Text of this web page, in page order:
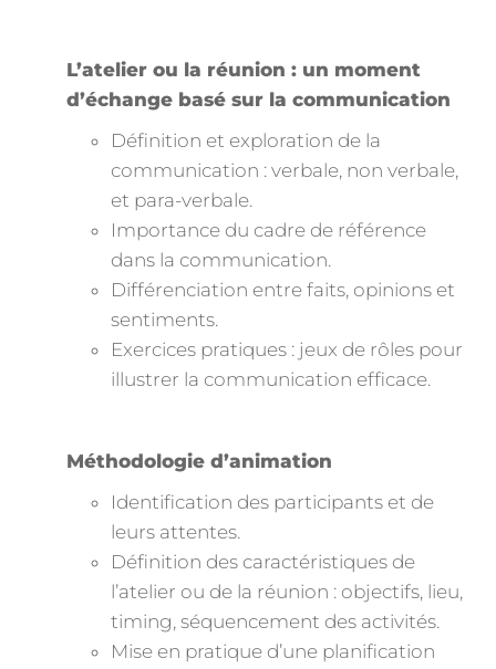
L’atelier ou la réunion : un moment
d’échange basé sur la communication
Définition et exploration de la
communication : verbale, non verbale,
et para-verbale.
Importance du cadre de référence
dans la communication.
Différenciation entre faits, opinions et
sentiments.
Exercices pratiques : jeux de rôles pour
illustrer la communication efficace.
Méthodologie d’animation
Identification des participants et de
leurs attentes.
Définition des caractéristiques de
l’atelier ou de la réunion : objectifs, lieu,
timing, séquencement des activités.
Mise en pratique d’une planification